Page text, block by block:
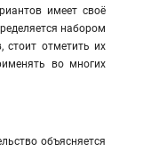
имеет своё
набором
стоит отметить их
во многих
объясняется